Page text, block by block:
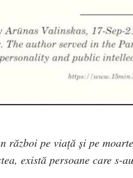
război pe viață și pe
există persoane care